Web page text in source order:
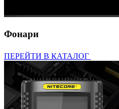
Фонари
ПЕРЕЙТИ В КАТАЛОГ